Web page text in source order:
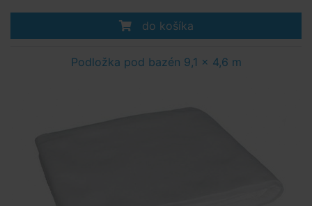
do košíka
Podložka pod bazén 9,1 x 4,6 m